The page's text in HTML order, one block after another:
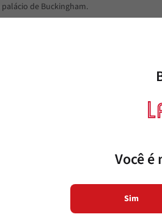
de Buckingham.
estes também
Você é
Sim